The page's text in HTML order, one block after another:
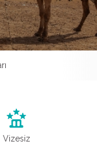
Vizesiz